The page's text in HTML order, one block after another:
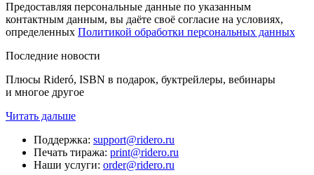
Предоставляя персональные данные по указанным
контактным данным, вы даёте своё согласие на условиях,
определенных Политикой обработки персональных данных
Последние новости
Плюсы Rideró, ISBN в подарок, буктрейлеры, вебинары
и многое другое
Читать дальше
Поддержка: support@ridero.ru
Печать тиража: print@ridero.ru
Наши услуги: order@ridero.ru